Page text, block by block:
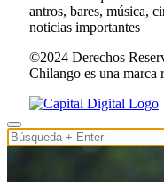
antros, bares, música,
noticias importantes
©2024 Derechos
Chilango es una marca